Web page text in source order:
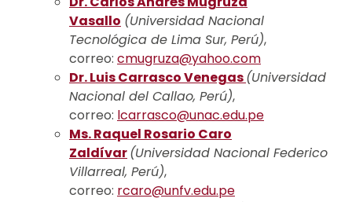
Vasallo (Universidad Nacional
Tecnológica de Lima Sur, Perú),
correo: cmugruza@yahoo.com
Dr. Luis Carrasco Venegas(Universidad
Nacional del Callao, Perú),
correo: lcarrasco@unac.edu.pe
Ms. Raquel Rosario Caro
Zaldívar(Universidad Nacional Federico
Villarreal, Perú),
correo: rcaro@unfv.edu.pe